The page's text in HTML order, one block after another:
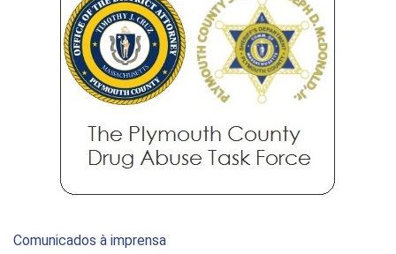
Comunicados à imprensa